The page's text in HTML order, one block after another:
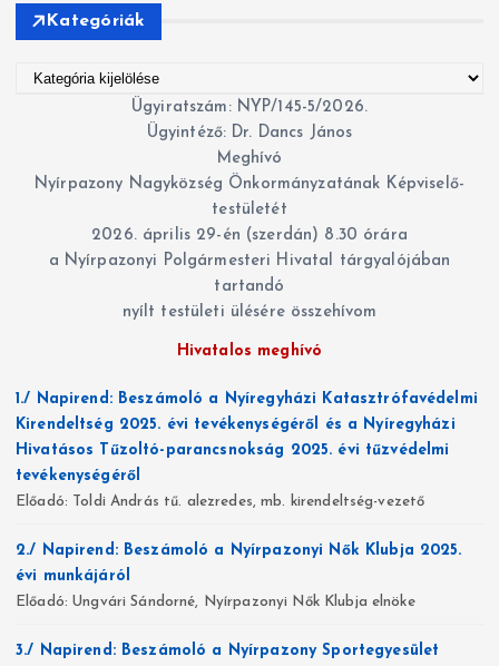
Kategóriák
Ügyiratszám: NYP/145-5/2026.
Ügyintéző: Dr. Dancs János
Meghívó
Nyírpazony Nagyközség Önkormányzatának Képviselő-
testületét
2026. április 29-én (szerdán) 8.30 órára
a Nyírpazonyi Polgármesteri Hivatal tárgyalójában
tartandó
nyílt testületi ülésére összehívom
Hivatalos meghívó
1./ Napirend: Beszámoló a Nyíregyházi Katasztrófavédelmi
Kirendeltség 2025. évi tevékenységéről és a Nyíregyházi
Hivatásos Tűzoltó-parancsnokság 2025. évi tűzvédelmi
tevékenységéről
Előadó: Toldi András tű. alezredes, mb. kirendeltség-vezető
2./ Napirend: Beszámoló a Nyírpazonyi Nők Klubja 2025.
évi munkájáról
Előadó: Ungvári Sándorné, Nyírpazonyi Nők Klubja elnöke
3./ Napirend: Beszámoló a Nyírpazony Sportegyesület